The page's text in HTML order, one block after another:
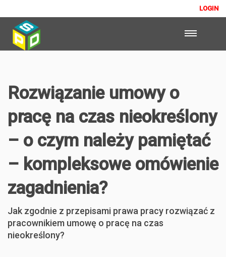
LOGIN
Rozwiązanie umowy o
pracę na czas nieokreślony
– o czym należy pamiętać
– kompleksowe omówienie
zagadnienia?
Jak zgodnie z przepisami prawa pracy rozwiązać z
pracownikiem umowę o pracę na czas
nieokreślony?